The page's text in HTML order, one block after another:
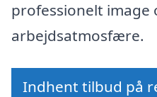
professionelt image
arbejdsatmosfære.
Indhent tilbud på